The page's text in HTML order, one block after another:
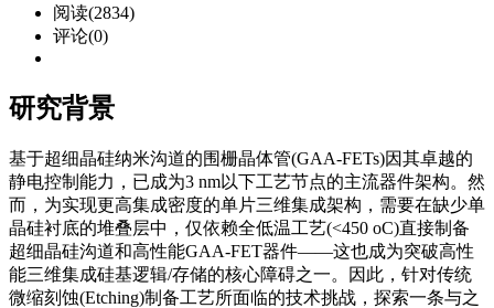
阅读(2834)
评论(0)
研究背景
基于超细晶硅纳米沟道的围栅晶体管(GAA-FETs)因其卓越的
静电控制能力，已成为3 nm以下工艺节点的主流器件架构。然
而，为实现更高集成密度的单片三维集成架构，需要在缺少单
晶硅衬底的堆叠层中，仅依赖全低温工艺(<450 oC)直接制备
超细晶硅沟道和高性能GAA-FET器件——这也成为突破高性
能三维集成硅基逻辑/存储的核心障碍之一。因此，针对传统
微缩刻蚀(Etching)制备工艺所面临的技术挑战，探索一条与之